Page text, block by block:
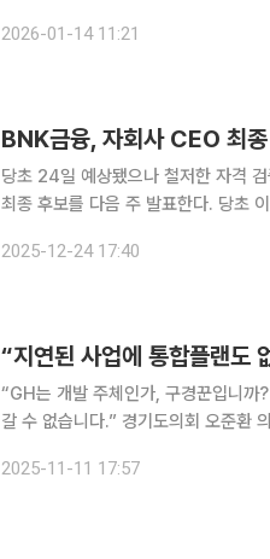
서 JB금융지주의 승계 구도와 내부
2026-01-14 11:21
BNK금융, 자회사 CEO 최
당초 24일 예상됐으나 철저한 자격 검증 시간 소요 BNK금융지주가 부
최종 후보를 다음 주 발표한다. 당초
23일부터 이틀간 부산은행, BNK캐
2025-12-24 17:40
“GH는 개발 주체인가, 구경꾼입니까
갈 수 없습니다.” 경기도의회 오준환 의원(국민의힘·고양9)이 경기주택도시공사(GH)의 K-컬처밸
2025-11-11 17:57